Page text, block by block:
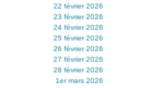
22 février 2026
23 février 2026
24 février 2026
25 février 2026
26 février 2026
27 février 2026
28 février 2026
1er mars 2026